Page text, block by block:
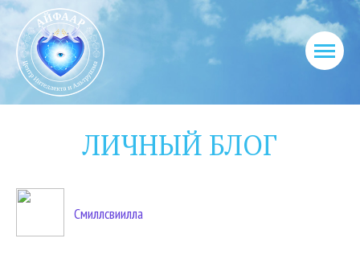
ЛИЧНЫЙ БЛОГ
Смиллсвиилла